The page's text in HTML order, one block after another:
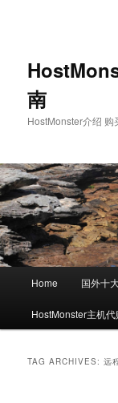
南
HostMonster介绍 购
Home 国外十
HostMonster主机代
TAG ARCHIVES:远